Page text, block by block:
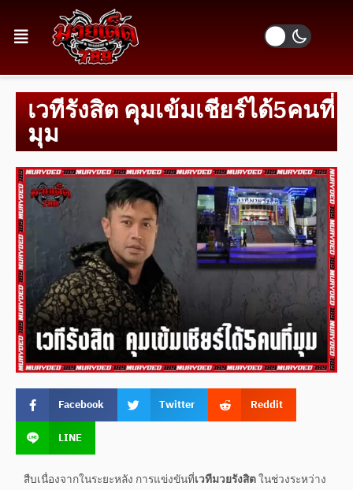
เวทีรังสิต คุมเข้มเชียร์ได้5คนที่
มุม
Facebook Twitter
Reddit
LINE
สืบเนื่องจากในระยะหลัง การแข่งขันที่เวทีมวยรังสิตในช่วงระหว่าง